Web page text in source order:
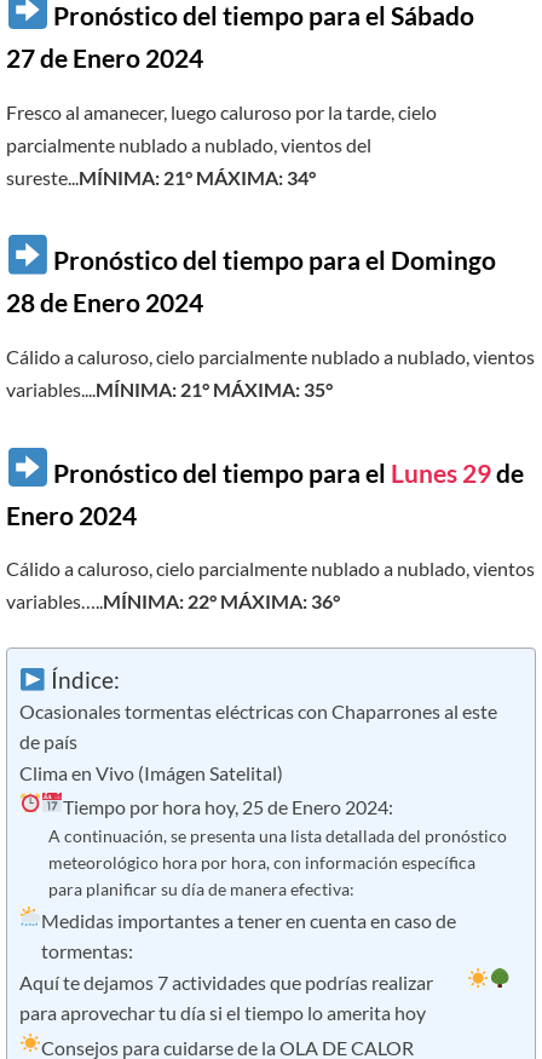
Pronóstico del tiempo para el Sábado
27 de Enero 2024
Fresco al amanecer, luego caluroso por la tarde, cielo
parcialmente nublado a nublado, vientos del
sureste. MÍNIMA: 21° MÁXIMA: 34°
Pronóstico del tiempo para el Domingo
28 de Enero 2024
Cálido a caluroso, cielo parcialmente nublado a nublado, vientos
variables..
MÍNIMA: 21° MÁXIMA: 35°
Pronóstico del tiempo para el Lunes 29de
Enero 2024
Cálido a caluroso, cielo parcialmente nublado a nublado, vientos
variables…..MÍNIMA: 22° MÁXIMA: 36°
Índice:
Ocasionales tormentas eléctricas con Chaparrones al este
de país
Clima en Vivo (Imágen Satelital)
Tiempo por hora hoy, 25 de Enero 2024:
A continuación, se presenta una lista detallada del pronóstico
meteorológico hora por hora, con información específica
para planificar su día de manera efectiva:
Medidas importantes a tener en cuenta en caso de
tormentas:
Aquí te dejamos 7 actividades que podrías realizar
para aprovechar tu día si el tiempo lo amerita hoy
Consejos para cuidarse de la OLA DE CALOR